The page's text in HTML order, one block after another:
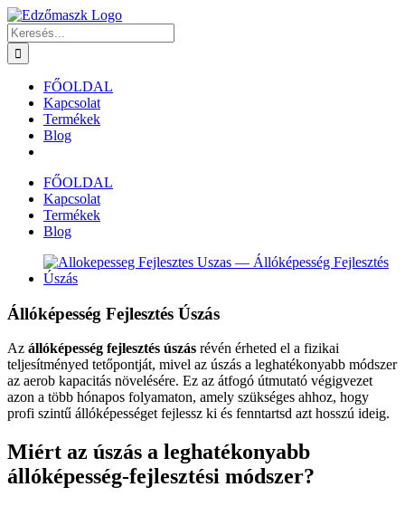
Kihagyás
Keresés...
FŐOLDAL
Kapcsolat
Termékek
Blog
FŐOLDAL
Kapcsolat
Termékek
Blog
View
Larger
Állóképesség Fejlesztés Úszás
Az állóképesség fejlesztés úszás révén érheted el a fizikai
teljesítményed tetőpontját, mivel az úszás a leghatékonyabb módszer
az aerob kapacitás növelésére. Ez az átfogó útmutató végigvezet
azon a több hónapos folyamaton, amely szükséges ahhoz, hogy
profi szintű állóképességet fejlessz ki és fenntartsd azt hosszú ideig.
Miért az úszás a leghatékonyabb
állóképesség-fejlesztési módszer?